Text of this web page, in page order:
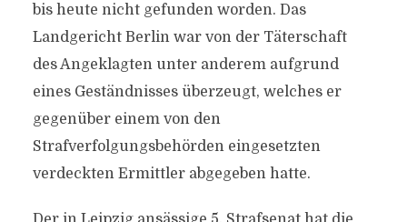
bis heute nicht gefunden worden. Das
Landgericht Berlin war von der Täterschaft
des Angeklagten unter anderem aufgrund
eines Geständnisses überzeugt, welches er
gegenüber einem von den
Strafverfolgungsbehörden eingesetzten
verdeckten Ermittler abgegeben hatte.